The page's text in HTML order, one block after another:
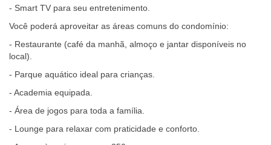
- Smart TV para seu entretenimento.
Você poderá aproveitar as áreas comuns do condomínio:
- Restaurante (café da manhã, almoço e jantar disponíveis no
local).
- Parque aquático ideal para crianças.
- Academia equipada.
- Área de jogos para toda a família.
- Lounge para relaxar com praticidade e conforto.